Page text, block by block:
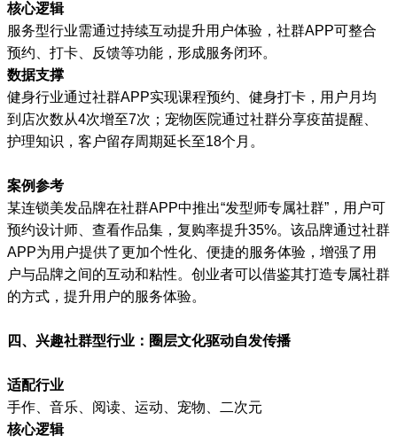
核心逻辑
服务型行业需通过持续互动提升用户体验，社群APP可整合
预约、打卡、反馈等功能，形成服务闭环。
数据支撑
健身行业通过社群APP实现课程预约、健身打卡，用户月均
到店次数从4次增至7次；宠物医院通过社群分享疫苗提醒、
护理知识，客户留存周期延长至18个月。
案例参考
某连锁美发品牌在社群APP中推出“发型师专属社群”，用户可
预约设计师、查看作品集，复购率提升35%。该品牌通过社群
APP为用户提供了更加个性化、便捷的服务体验，增强了用
户与品牌之间的互动和粘性。创业者可以借鉴其打造专属社群
的方式，提升用户的服务体验。
四、兴趣社群型行业：圈层文化驱动自发传播
适配行业
手作、音乐、阅读、运动、宠物、二次元
核心逻辑